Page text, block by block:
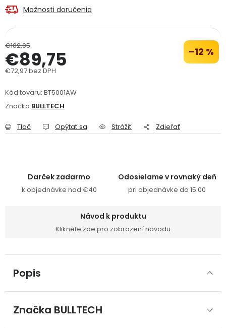
Reklamačný formulár
Obchodné podmienky Reklamačný poriadok
Podmienky ochrany osobných údajov
Přihlášení
Možnosti doručenia
€102,05 –12 %
€89,75
€72,97 bez DPH
Kód tovaru: BT5001AW
Značka:BULLTECH
Tlač Opýtať sa Strážiť Zdieľať
Darček zadarmo
k objednávke nad €40
Odosielame v rovnaký deň
pri objednávke do 15:00
Návod k produktu
Klikněte zde pro zobrazení návodu
Popis
Značka BULLTECH